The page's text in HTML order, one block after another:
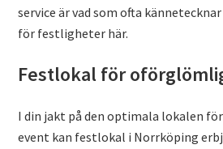
service är vad som ofta
för festligheter här.
Festlokal för
I din jakt på den optimala lokalen
event kan festlokal i Norrköping